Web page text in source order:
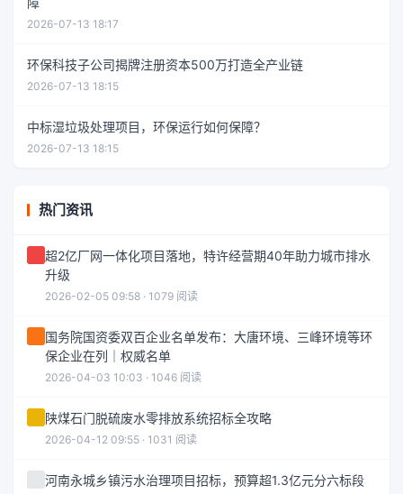
2026-07-13 18:17
环保科技子公司揭牌注册资本500万打造全产业链
2026-07-13 18:15
中标湿垃圾处理项目，环保运行如何保障？
2026-07-13 18:15
热门资讯
超2亿厂网一体化项目落地，特许经营期40年助力城市排水
升级
2026-02-05 09:58 · 1079 阅读
国务院国资委双百企业名单发布：大唐环境、三峰环境等环
保企业在列｜权威名单
2026-04-03 10:03 · 1046 阅读
陕煤石门脱硫废水零排放系统招标全攻略
2026-04-12 09:55 · 1031 阅读
河南永城乡镇污水治理项目招标，预算超1.3亿元分六标段